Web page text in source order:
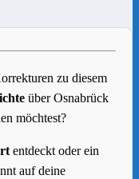
zu diesem
über Osnabrück
möchtest?
entdeckt oder ein
auf deine